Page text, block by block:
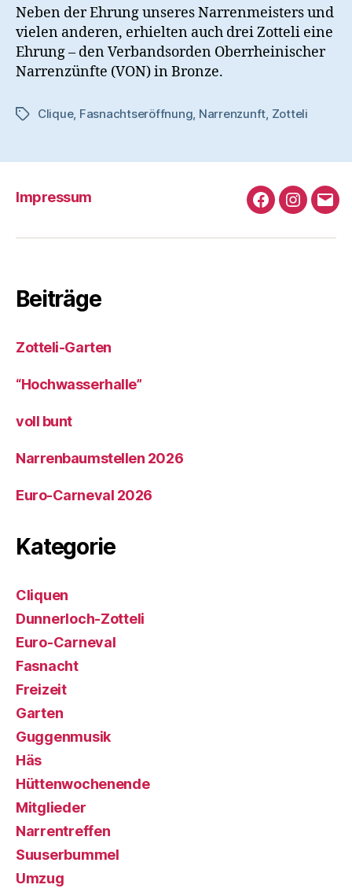
Neben der Ehrung unseres Narrenmeisters und
vielen anderen, erhielten auch drei Zotteli eine
Ehrung – den Verbandsorden Oberrheinischer
Narrenzünfte (VON) in Bronze.
Schlagwörter
Clique, Fasnachtseröffnung, Narrenzunft, Zotteli
Impressum
Facebooke-
Beiträge
Zotteli-Garten
“Hochwasserhalle”
voll bunt
Narrenbaumstellen 2026
Euro-Carneval 2026
Kategorie
Cliquen
Dunnerloch-Zotteli
Euro-Carneval
Fasnacht
Freizeit
Garten
Guggenmusik
Häs
Hüttenwochenende
Mitglieder
Narrentreffen
Suuserbummel
Umzug